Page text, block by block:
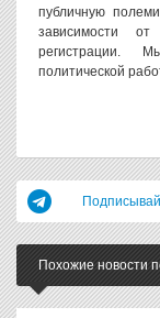
публичную
зависимости
регистрации.
политической
Похожие новости